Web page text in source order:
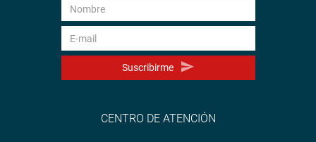
Suscribirme
CENTRO DE ATENCIÓN